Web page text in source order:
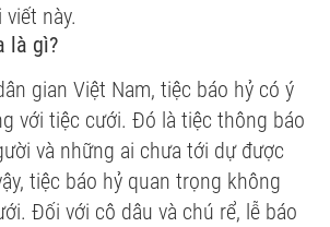
này.
là gì?
gian Việt Nam, tiệc báo hỷ có ý
với tiệc cưới. Đó là tiệc thông báo
và những ai chưa tới dự được
tiệc báo hỷ quan trọng không
Đối với cô dâu và chú rể, lễ báo